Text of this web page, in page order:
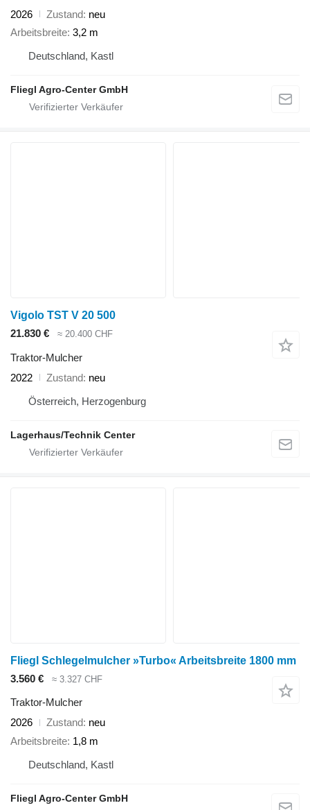
2026 Zustand neu
Arbeitsbreite 3,2 m
Deutschland, Kastl
Fliegl Agro-Center GmbH
Vigolo TST V 20 500
21.830 €
≈ 20.400 CHF
Traktor-Mulcher
2022
Zustand neu
Österreich, Herzogenburg
Lagerhaus/Technik Center
Fliegl Schlegelmulcher »Turbo« Arbeitsbreite 1800 mm
3.560 €
≈ 3.327 CHF
Traktor-Mulcher
2026
Zustand neu
Arbeitsbreite 1,8 m
Deutschland, Kastl
Fliegl Agro-Center GmbH